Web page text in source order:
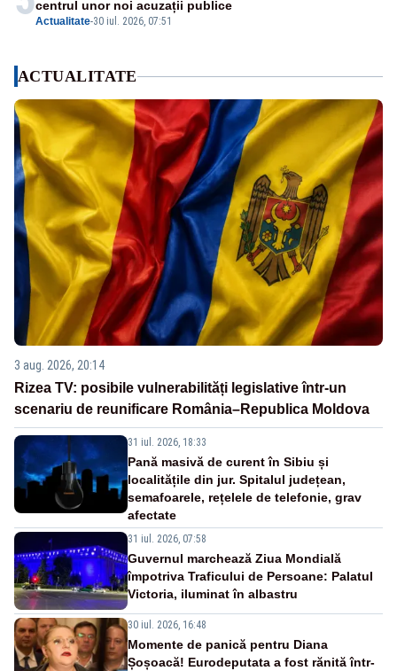
Actualitate-30 iul. 2026, 07:51
centrul unor noi acuzații publice
ACTUALITATE
3 aug. 2026, 20:14
Rizea TV: posibile vulnerabilități legislative într-un
scenariu de reunificare România–Republica Moldova
31 iul. 2026, 18:33
Pană masivă de curent în Sibiu și
localitățile din jur. Spitalul județean,
semafoarele, rețelele de telefonie, grav
afectate
31 iul. 2026, 07:58
Guvernul marchează Ziua Mondială
împotriva Traficului de Persoane: Palatul
Victoria, iluminat în albastru
30 iul. 2026, 16:48
Momente de panică pentru Diana
Șoșoacă! Eurodeputata a fost rănită într-